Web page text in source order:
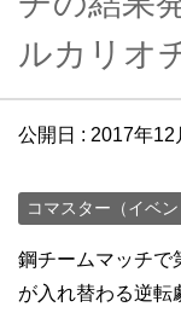
ルカリオ
公開日 : 2017年12
コマスター（イベン
鋼チームマッチで
が入れ替わる逆転